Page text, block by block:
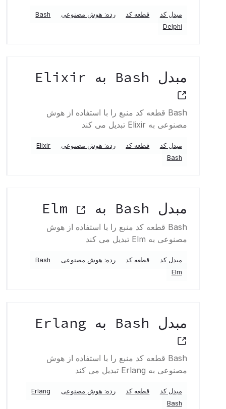
مبدل کد قطعه کد رده: هوش مصنوعی
Bash
Delphi
مبدل Bash به Elixir
Bash قطعه کد منبع را با استفاده از هوش
مصنوعی به Elixir تبدیل می کند
مبدل کد قطعه کد رده: هوش مصنوعی
Elixir
Bash
مبدل Bash به Elm
Bash قطعه کد منبع را با استفاده از هوش
مصنوعی به Elm تبدیل می کند
مبدل کد قطعه کد رده: هوش مصنوعی
Bash
Elm
مبدل Bash به Erlang
Bash قطعه کد منبع را با استفاده از هوش
مصنوعی به Erlang تبدیل می کند
مبدل کد قطعه کد رده: هوش مصنوعی
Erlang
Bash